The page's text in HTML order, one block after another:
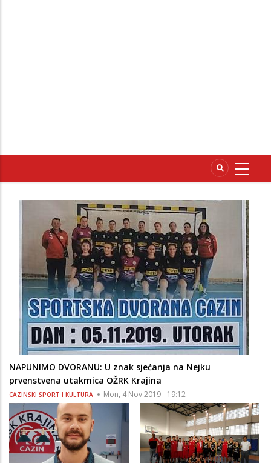
NAPUNIMO DVORANU: U znak sjećanja na Nejku
prvenstvena utakmica OŽRK Krajina
CAZINSKI SPORT I KULTURA Mon, 4 Nov 2019 - 19:12